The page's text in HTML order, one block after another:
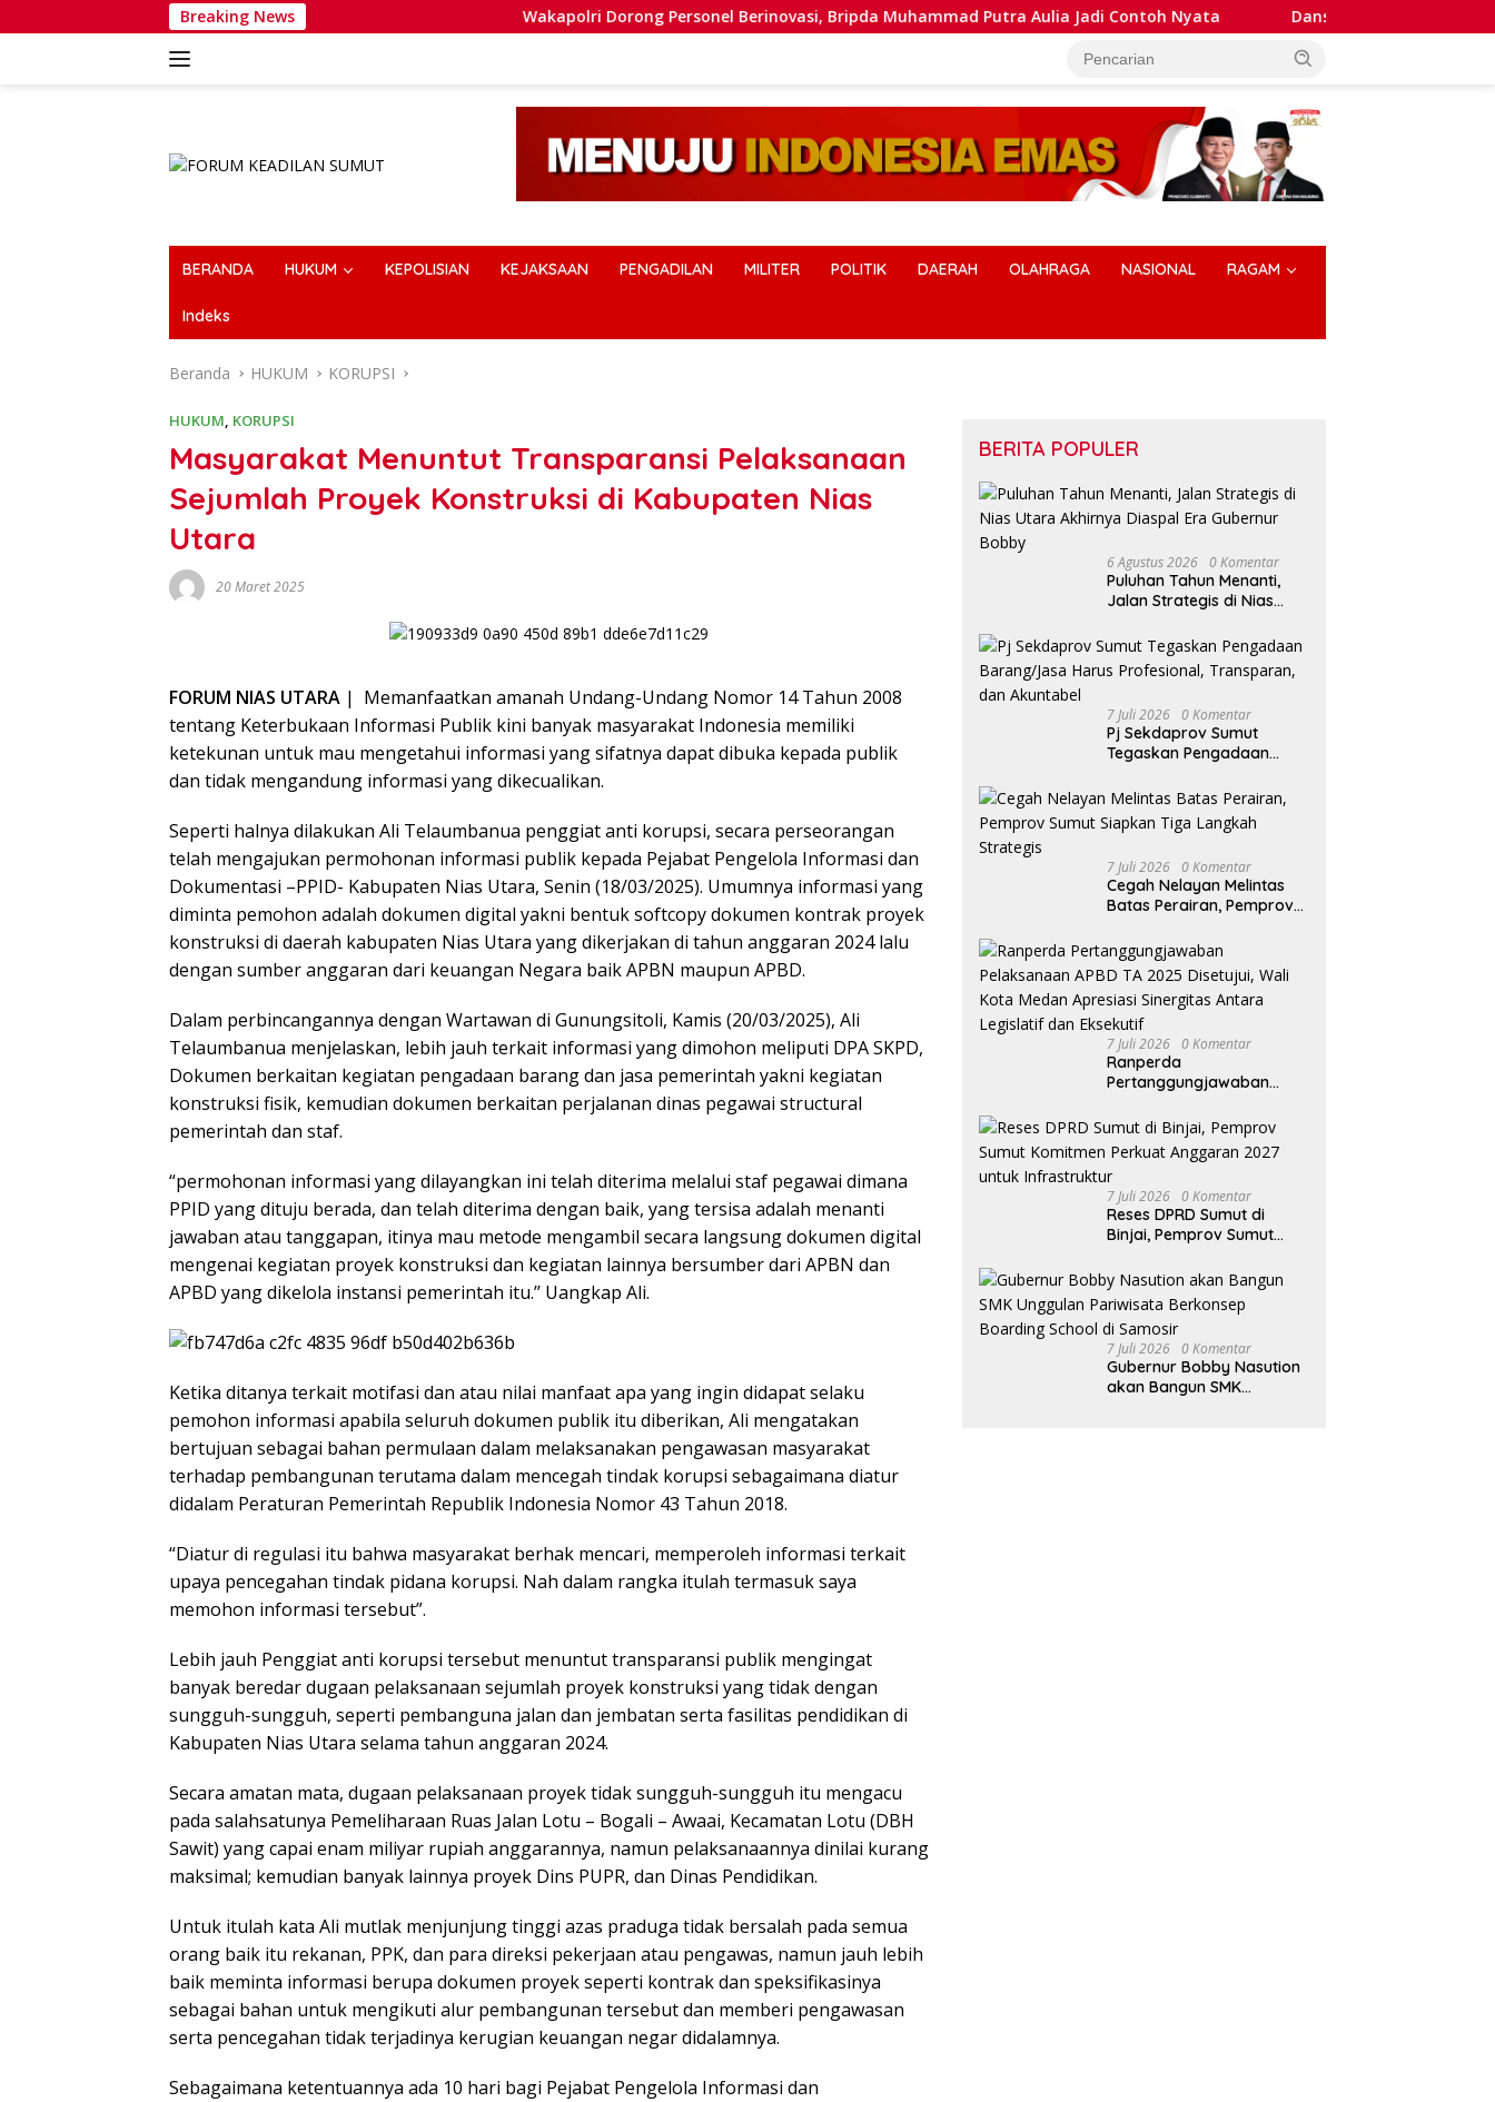
ke
Breaking News Wakapolri Dorong Personel Berinovasi, Bripda Muhammad Putra Aulia Jadi Contoh Nyata Dansatlat Brimob Korbrimob Buka
BERANDA HUKUM KEPOLISIAN KEJAKSAAN PENGADILAN MILITER POLITIK DAERAH OLAHRAGA NASIONAL RAGAM
Indeks
Beranda HUKUM KORUPSI
HUKUM, KORUPSI
Masyarakat Menuntut Transparansi Pelaksanaan
Sejumlah Proyek Konstruksi di Kabupaten Nias
Utara
20 Maret 2025
FORUM NIAS UTARA | Memanfaatkan amanah Undang-Undang Nomor 14 Tahun 2008
tentang Keterbukaan Informasi Publik kini banyak masyarakat Indonesia memiliki
ketekunan untuk mau mengetahui informasi yang sifatnya dapat dibuka kepada publik
dan tidak mengandung informasi yang dikecualikan.
Seperti halnya dilakukan Ali Telaumbanua penggiat anti korupsi, secara perseorangan
telah mengajukan permohonan informasi publik kepada Pejabat Pengelola Informasi dan
Dokumentasi –PPID- Kabupaten Nias Utara, Senin (18/03/2025). Umumnya informasi yang
diminta pemohon adalah dokumen digital yakni bentuk softcopy dokumen kontrak proyek
konstruksi di daerah kabupaten Nias Utara yang dikerjakan di tahun anggaran 2024 lalu
dengan sumber anggaran dari keuangan Negara baik APBN maupun APBD.
Dalam perbincangannya dengan Wartawan di Gunungsitoli, Kamis (20/03/2025), Ali
Telaumbanua menjelaskan, lebih jauh terkait informasi yang dimohon meliputi DPA SKPD,
Dokumen berkaitan kegiatan pengadaan barang dan jasa pemerintah yakni kegiatan
konstruksi fisik, kemudian dokumen berkaitan perjalanan dinas pegawai structural
pemerintah dan staf.
“permohonan informasi yang dilayangkan ini telah diterima melalui staf pegawai dimana
PPID yang dituju berada, dan telah diterima dengan baik, yang tersisa adalah menanti
jawaban atau tanggapan, itinya mau metode mengambil secara langsung dokumen digital
mengenai kegiatan proyek konstruksi dan kegiatan lainnya bersumber dari APBN dan
APBD yang dikelola instansi pemerintah itu.’’ Uangkap Ali.
Ketika ditanya terkait motifasi dan atau nilai manfaat apa yang ingin didapat selaku
pemohon informasi apabila seluruh dokumen publik itu diberikan, Ali mengatakan
bertujuan sebagai bahan permulaan dalam melaksanakan pengawasan masyarakat
terhadap pembangunan terutama dalam mencegah tindak korupsi sebagaimana diatur
didalam Peraturan Pemerintah Republik Indonesia Nomor 43 Tahun 2018.
“Diatur di regulasi itu bahwa masyarakat berhak mencari, memperoleh informasi terkait
upaya pencegahan tindak pidana korupsi. Nah dalam rangka itulah termasuk saya
memohon informasi tersebut”.
Lebih jauh Penggiat anti korupsi tersebut menuntut transparansi publik mengingat
banyak beredar dugaan pelaksanaan sejumlah proyek konstruksi yang tidak dengan
sungguh-sungguh, seperti pembanguna jalan dan jembatan serta fasilitas pendidikan di
Kabupaten Nias Utara selama tahun anggaran 2024.
Secara amatan mata, dugaan pelaksanaan proyek tidak sungguh-sungguh itu mengacu
pada salahsatunya Pemeliharaan Ruas Jalan Lotu – Bogali – Awaai, Kecamatan Lotu (DBH
Sawit) yang capai enam miliyar rupiah anggarannya, namun pelaksanaannya dinilai kurang
maksimal; kemudian banyak lainnya proyek Dins PUPR, dan Dinas Pendidikan.
Untuk itulah kata Ali mutlak menjunjung tinggi azas praduga tidak bersalah pada semua
orang baik itu rekanan, PPK, dan para direksi pekerjaan atau pengawas, namun jauh lebih
baik meminta informasi berupa dokumen proyek seperti kontrak dan speksifikasinya
sebagai bahan untuk mengikuti alur pembangunan tersebut dan memberi pengawasan
serta pencegahan tidak terjadinya kerugian keuangan negar didalamnya.
Sebagaimana ketentuannya ada 10 hari bagi Pejabat Pengelola Informasi dan
BERITA POPULER
6 Agustus 2026 0 Komentar
Puluhan Tahun Menanti,
Jalan Strategis di Nias
Era Gubernur Bobby
7 Juli 2026 0 Komentar
Pj Sekdaprov Sumut
Tegaskan Pengadaan
Profesional, Transparan,
dan Akuntabel
7 Juli 2026 0 Komentar
Cegah Nelayan Melintas
Batas Perairan, Pemprov
Langkah Strategis
7 Juli 2026 0 Komentar
Ranperda
Pertanggungjawaban
2025 Disetujui, Wali Kota
Medan Apresiasi Sinergitas
Antara Legislatif dan
Eksekutif
7 Juli 2026 0 Komentar
Reses DPRD Sumut di
Binjai, Pemprov Sumut
Anggaran 2027 untuk
Infrastruktur
7 Juli 2026 0 Komentar
Gubernur Bobby Nasution
akan Bangun SMK